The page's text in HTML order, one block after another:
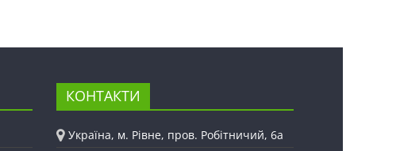
КОНТАКТИ
Україна, м. Рівне, пров. Робітничий, 6а